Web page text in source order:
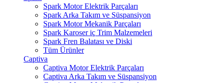
Spark Motor Elektrik Parçaları
Spark Arka Takım ve Süspansiyon
Spark Motor Mekanik Parçaları
Spark Karoser iç Trim Malzemeleri
Spark Fren Balatası ve Diski
Tüm Ürünler
Captiva
Captiva Motor Elektrik Parçaları
Captiva Arka Takım ve Süspansiyon